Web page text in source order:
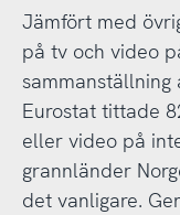
Jämfört med
på tv och video
sammanställning
Eurostat tittade
eller video på
grannländer
det vanligare.